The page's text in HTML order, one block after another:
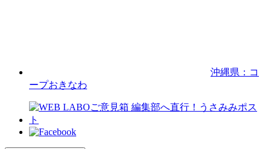
沖縄県：コ
ープおきなわ